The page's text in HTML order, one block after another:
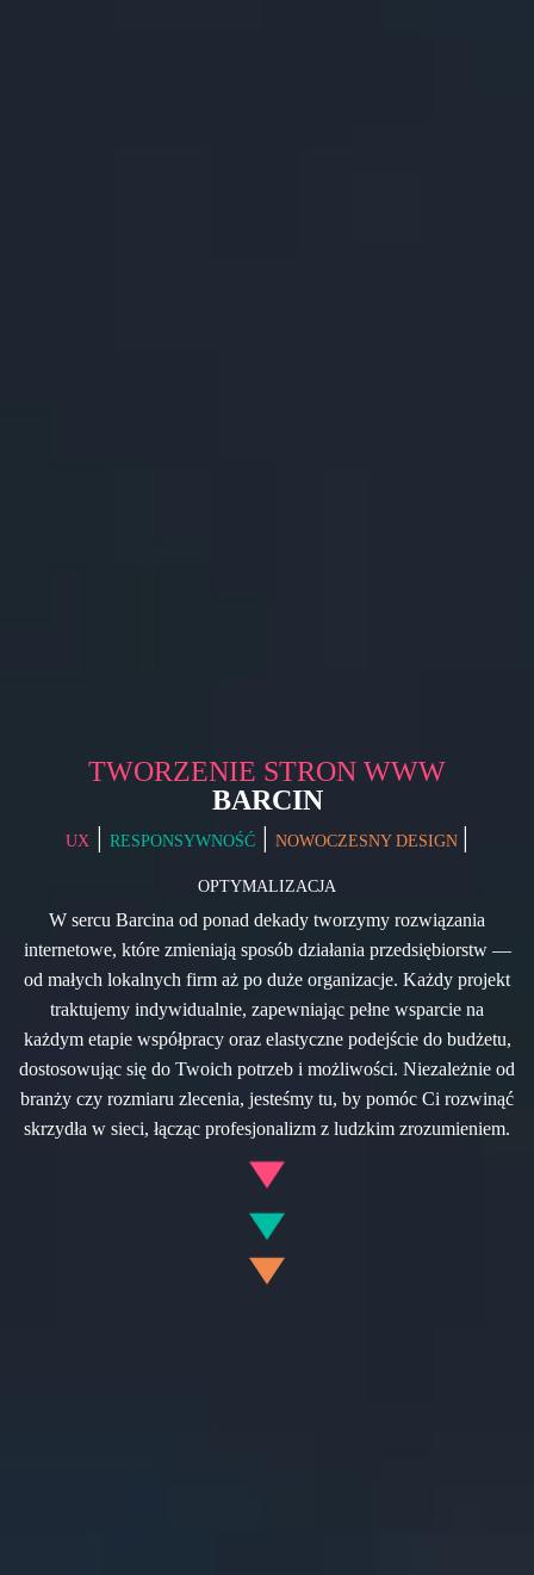
TWORZENIE STRON WWW
BARCIN
UX | RESPONSYWNOŚĆ | NOWOCZESNY DESIGN |
OPTYMALIZACJA
W sercu Barcina od ponad dekady tworzymy rozwiązania
internetowe, które zmieniają sposób działania przedsiębiorstw —
od małych lokalnych firm aż po duże organizacje. Każdy projekt
traktujemy indywidualnie, zapewniając pełne wsparcie na
każdym etapie współpracy oraz elastyczne podejście do budżetu,
dostosowując się do Twoich potrzeb i możliwości. Niezależnie od
branży czy rozmiaru zlecenia, jesteśmy tu, by pomóc Ci rozwinąć
skrzydła w sieci, łącząc profesjonalizm z ludzkim zrozumieniem.